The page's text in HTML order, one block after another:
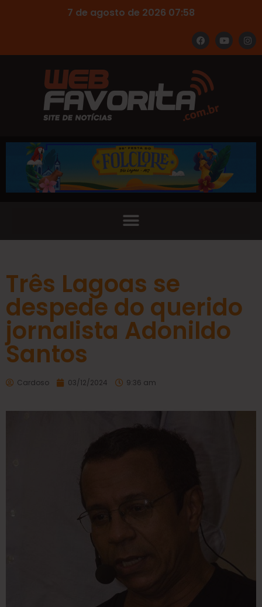
7 de agosto de 2026 07:58
Três Lagoas se
despede do querido
jornalista Adonildo
Santos
Cardoso 03/12/2024 9:36 am